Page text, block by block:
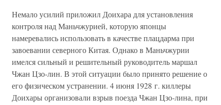
Немало усилий приложил Доихара для установления
контроля над Маньчжурией, которую японцы
намеревались использовать в качестве плацдарма при
завоевании северного Китая. Однако в Маньчжурии
имелся сильный и решительный руководитель маршал
Чжан Цзо-лин. В этой ситуации было принято решение о
его физическом устранении. 4 июня 1928 г. киллеры
Доихары организовали взрыв поезда Чжан Цзо-лина, при